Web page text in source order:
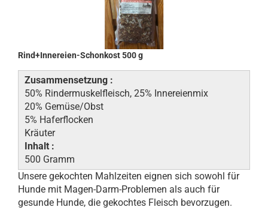
Rind+Innereien-Schonkost 500 g
Zusammensetzung :
50% Rindermuskelfleisch, 25% Innereienmix
20% Gemüse/Obst
5% Haferflocken
Kräuter
Inhalt :
500 Gramm
Unsere gekochten Mahlzeiten eignen sich sowohl für
Hunde mit Magen-Darm-Problemen als auch für
gesunde Hunde, die gekochtes Fleisch bevorzugen.